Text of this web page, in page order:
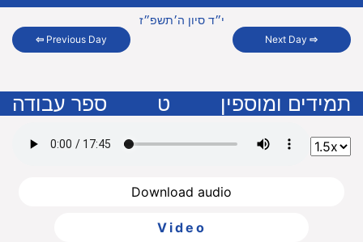
⇦ Previous Day
י״ד סיון ה׳תשפ״ז
Next Day⇨
תמידים ומוספין ט ספר עבודה
Download audio
Video